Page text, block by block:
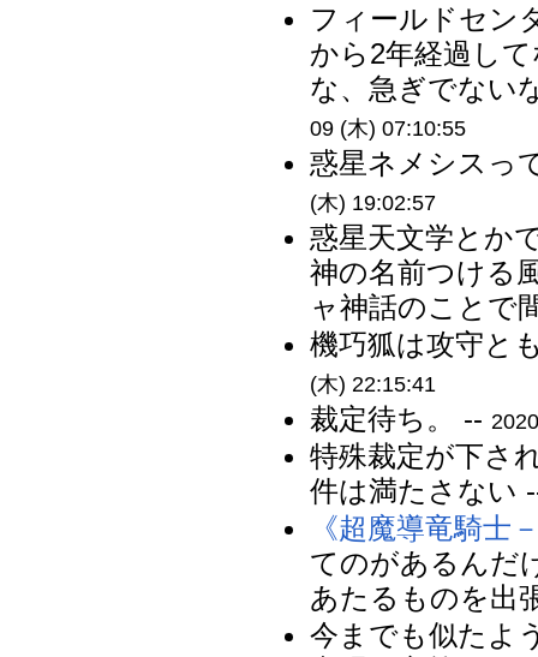
フィールドセン
から2年経過し
な、急ぎでない
09 (木) 07:10:55
惑星ネメシスっ
(木) 19:02:57
惑星天文学とか
神の名前つけ
ャ神話のことで
機巧狐は攻守と
(木) 22:15:41
裁定待ち。 --
特殊裁定が下さ
件は満たさない
《超魔導竜騎士
てのがあるんだ
あたるものを出
今までも似たよ